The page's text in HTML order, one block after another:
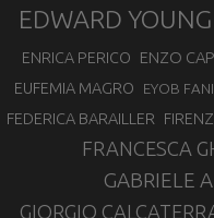
EDWARD YOUNG
ENRICA PERICO ENZO
EUFEMIA MAGRO EYOB
FEDERICA BARAILLER
FRANCESCA
GABRIELE
GIORGIO